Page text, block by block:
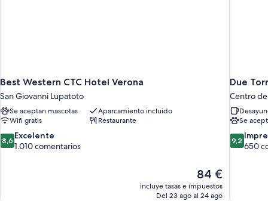
Best Western CTC Hotel Verona
San Giovanni Lupatoto
Se aceptan mascotas
Aparcamiento incluido
Wifi gratis
Restaurante
8.6
sobre
8,6 Excelente
1.010 comentarios
El
precio
actual
84 €
incluye tasas e impuestos
Del 23 ago al 24 ago
Due
Centro
Se
9.2
sobre
9,2
650